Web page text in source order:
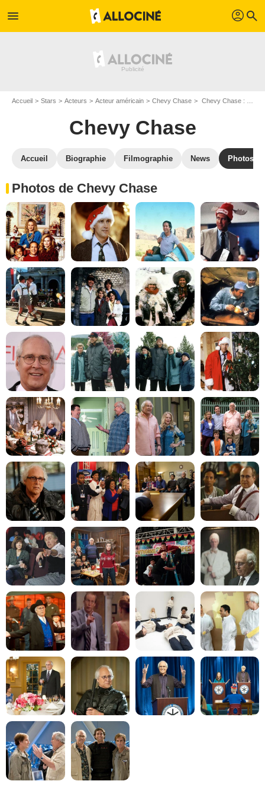
menu profil search
Accueil Stars Acteurs Acteur américain Chevy Chase Chevy Chase : Photos de ses films et séries
Chevy Chase
Accueil Biographie Filmographie News Photos
Photos de Chevy Chase